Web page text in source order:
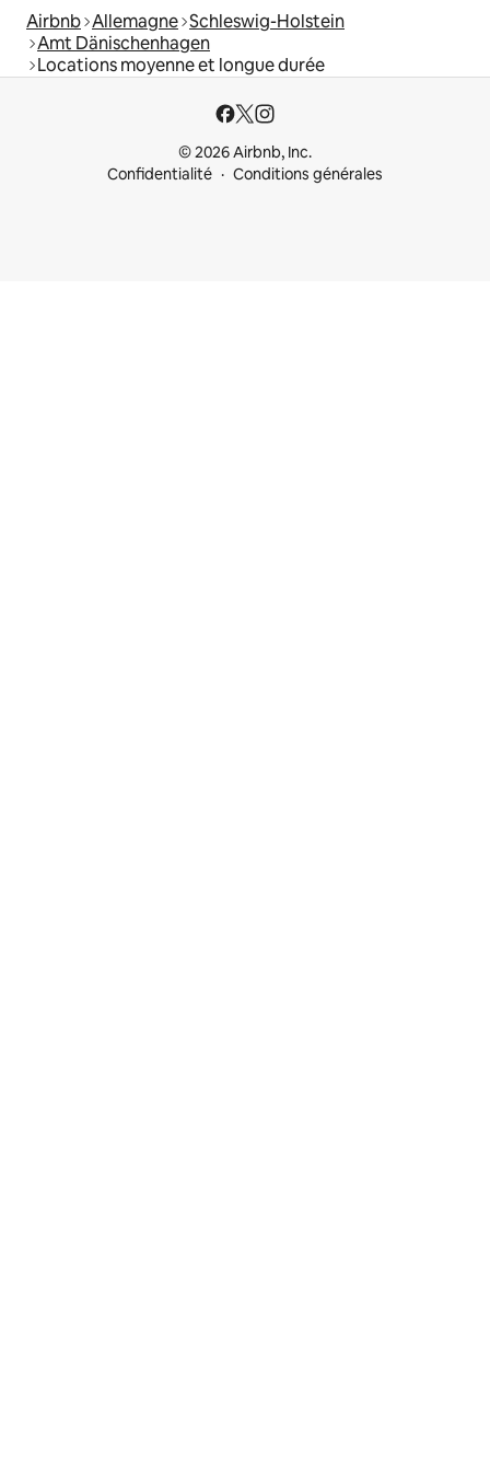
Airbnb Allemagne Schleswig-Holstein
Amt Dänischenhagen
Locations moyenne et longue durée
© 2026 Airbnb, Inc.
Confidentialité
Conditions générales